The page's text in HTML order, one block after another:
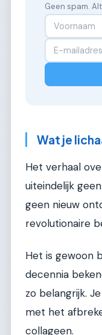
Geen spam.
Wat je
Het verhaal
uiteindelijk
geen nieuw
revolutionaire
Het is gewoon
decennia
zo belangrijk.
met het
collageen.